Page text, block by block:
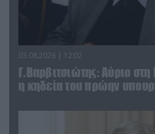
03.08.2026 | 12:02
Γ.Βαρβιτσιώτης: Aύριο
η κηδεία του πρώην